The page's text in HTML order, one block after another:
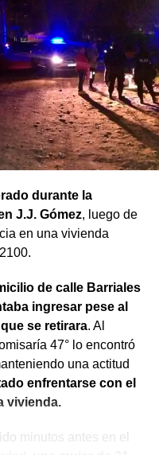
durante la
J.J. Gómez, luego de
en una vivienda
de calle Barriales
ingresar pese al
se retirara. Al
47° lo encontró
una actitud
enfrentarse con el
vivienda.
minutos antes en el